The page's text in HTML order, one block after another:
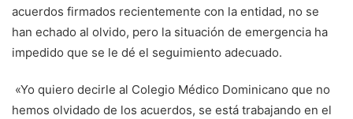
acuerdos firmados recientemente con la entidad, no se
han echado al olvido, pero la situación de emergencia ha
impedido que se le dé el seguimiento adecuado.
«Yo quiero decirle al Colegio Médico Dominicano que no
hemos olvidado de los acuerdos, se está trabajando en el